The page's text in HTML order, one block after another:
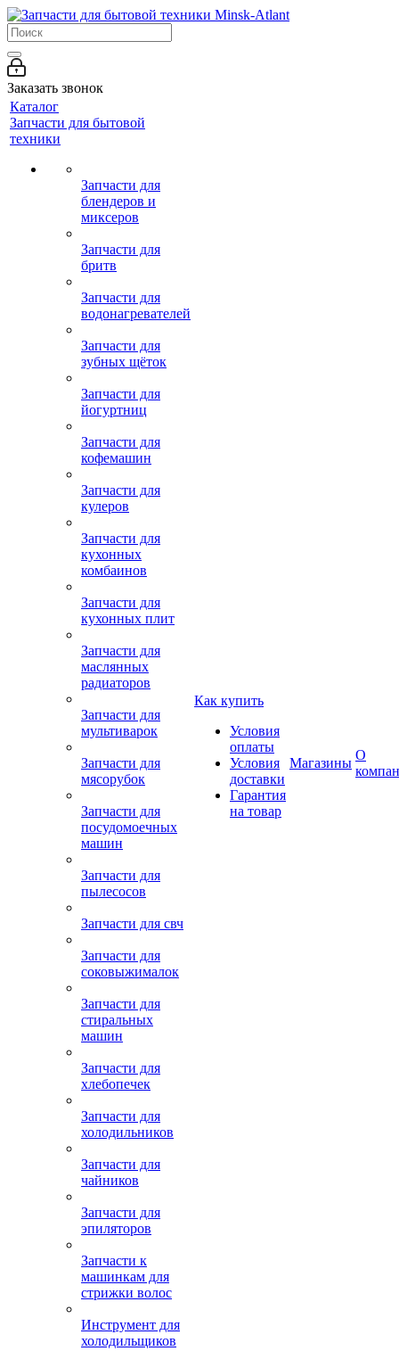
Заказать звонок
Каталог
Запчасти для бытовой
техники
Запчасти для
блендеров и
миксеров
Запчасти для
бритв
Запчасти для
водонагревателей
Запчасти для
зубных щёток
Запчасти для
йогуртниц
Запчасти для
кофемашин
Запчасти для
кулеров
Запчасти для
кухонных
комбаинов
Запчасти для
кухонных плит
Запчасти для
маслянных
радиаторов
Запчасти для
мультиварок
Запчасти для
мясорубок
Запчасти для
посудомоечных
машин
Запчасти для
пылесосов
Запчасти для свч
Запчасти для
соковыжималок
Запчасти для
стиральных
машин
Запчасти для
хлебопечек
Запчасти для
холодильников
Запчасти для
чайников
Запчасти для
эпиляторов
Запчасти к
машинкам для
стрижки волос
Инструмент для
холодильщиков
Как купить
Условия
оплаты
Условия
доставки
Гарантия
на товар
Магазины
О